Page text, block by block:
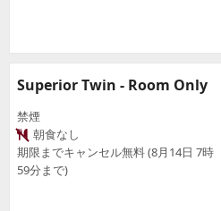
Superior Twin - Room Only
禁煙
朝食なし
期限までキャンセル無料 (8月14日 7時
59分まで)